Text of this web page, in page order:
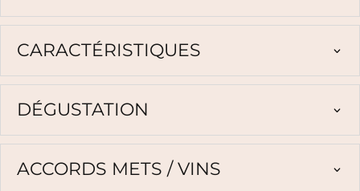
CARACTÉRISTIQUES
DÉGUSTATION
ACCORDS METS / VINS